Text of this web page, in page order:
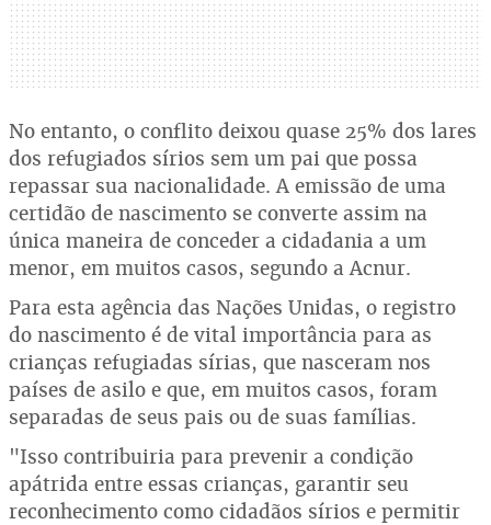
No entanto, o conflito deixou quase 25% dos lares
dos refugiados sírios sem um pai que possa
repassar sua nacionalidade. A emissão de uma
certidão de nascimento se converte assim na
única maneira de conceder a cidadania a um
menor, em muitos casos, segundo a Acnur.
Para esta agência das Nações Unidas, o registro
do nascimento é de vital importância para as
crianças refugiadas sírias, que nasceram nos
países de asilo e que, em muitos casos, foram
separadas de seus pais ou de suas famílias.
"Isso contribuiria para prevenir a condição
apátrida entre essas crianças, garantir seu
reconhecimento como cidadãos sírios e permitir